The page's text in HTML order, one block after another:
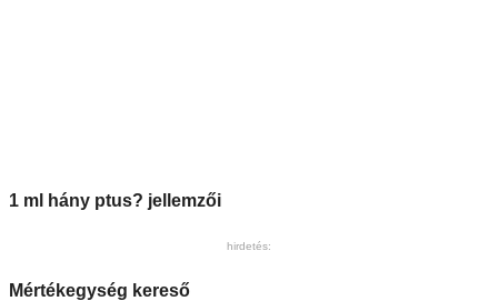
1 ml hány ptus? jellemzői
hirdetés:
Mértékegység kereső